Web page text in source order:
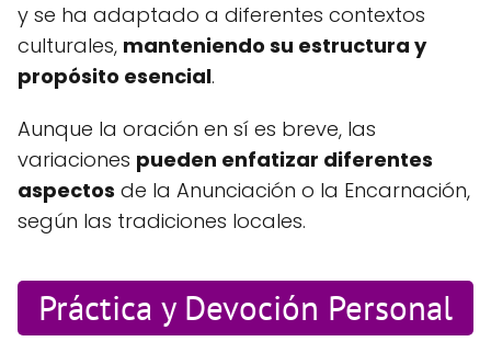
y se ha adaptado a diferentes contextos
culturales, manteniendo su estructura y
propósito esencial.
Aunque la oración en sí es breve, las
variaciones pueden enfatizar diferentes
aspectos de la Anunciación o la Encarnación,
según las tradiciones locales.
Práctica y Devoción Personal